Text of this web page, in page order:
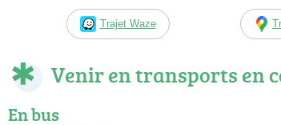
Trajet Waze
Venir en transports en
En bus